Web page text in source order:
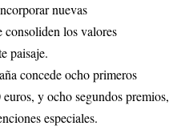
nuevas
consoliden los valores
paisaje.
concede ocho primeros
y ocho segundos premios,
especiales.